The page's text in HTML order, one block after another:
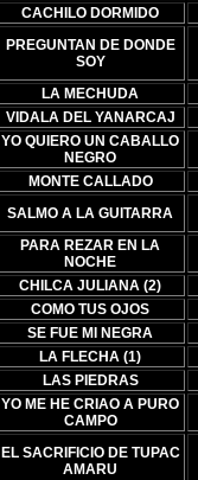
CACHILO DORMIDO
PREGUNTAN DE DONDE
SOY
LA MECHUDA
VIDALA DEL YANARCAJ
YO QUIERO UN CABALLO
NEGRO
MONTE CALLADO
SALMO A LA GUITARRA
PARA REZAR EN LA
NOCHE
CHILCA JULIANA (2)
COMO TUS OJOS
SE FUE MI NEGRA
LA FLECHA (1)
LAS PIEDRAS
YO ME HE CRIAO A PURO
CAMPO
EL SACRIFICIO DE TUPAC
AMARU